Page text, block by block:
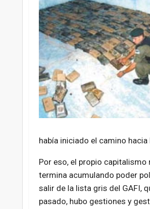
había iniciado el camino
Por eso, el propio
termina acumulando poder
salir de la lista gris del GAFI,
pasado, hubo gestiones y